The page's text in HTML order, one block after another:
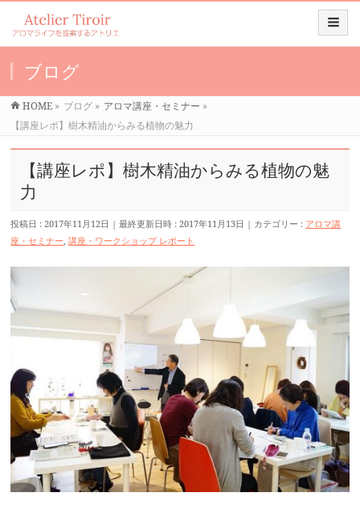
ブログ
HOME » ブログ » アロマ講座・セミナー »
【講座レポ】樹木精油からみる植物の魅力
【講座レポ】樹木精油からみる植物の魅
力
投稿日 : 2017年11月12日 最終更新日時 : 2017年11月13日 カテゴリー : アロマ講
座・セミナー,講座・ワークショップ レポート